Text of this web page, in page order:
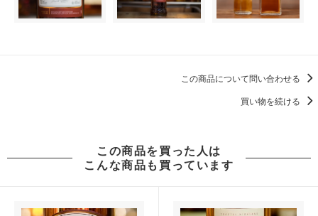
この商品について問い合わせる
買い物を続ける
この商品を買った人は
こんな商品も買っています